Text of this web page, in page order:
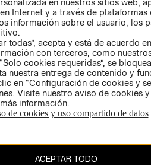
está protegido por copyright y es
Mauritz AB.
Internet y a través de plataformas
información sobre el usuario, los
todas”, acepta y está de acuerdo
con terceros, como
cookies requeridas”, se
nuestra entrega de contenido y
en “Configuración de cookies y
Visite nuestro aviso de cookies
información.
de cookies y uso compartido de datos
ACEPTAR TODO